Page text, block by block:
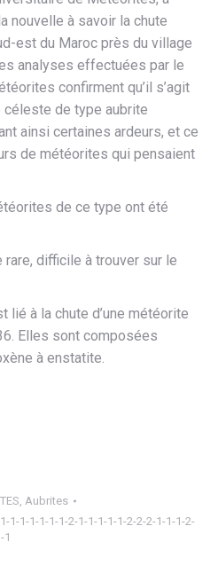
nouvelle à savoir la chute
est du Maroc près du village
analyses effectuées par le
confirment qu’il s’agit
céleste de type aubrite
ainsi certaines ardeurs, et ce
de météorites qui pensaient
de ce type ont été
rare, difficile à trouver sur le
à la chute d’une météorite
Elles sont composées
à enstatite.
, Aubrites
1-1-1-1-1-1-2-1-1-1-1-1-2-2-2-1-1-1-2-
1